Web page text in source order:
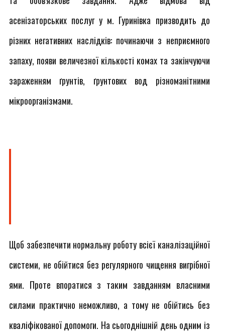
асенізаторських послуг у м. Гуринівка призводить до
різних негативних наслідків: починаючи з неприємного
запаху, появи величезної кількості комах та закінчуючи
зараженням ґрунтів, ґрунтових вод різноманітними
мікроорганізмами.
Щоб забезпечити нормальну роботу всієї каналізаційної
системи, не обійтися без регулярного чищення вигрібної
ями. Проте впоратися з таким завданням власними
силами практично неможливо, а тому не обійтись без
кваліфікованої допомоги. На сьогоднішній день одним із